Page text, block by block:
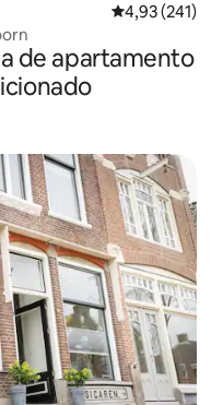
4,93 de uma
4,93 (241)
de apartamento